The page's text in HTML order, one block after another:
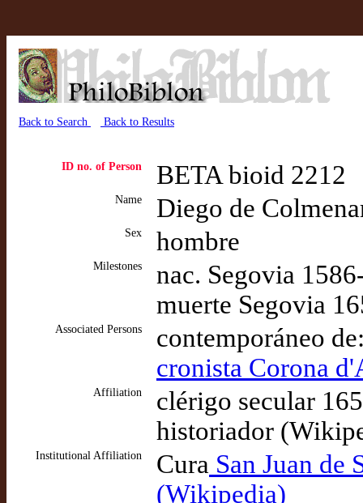
Back to Search Back to Results
ID no. of Person BETA bioid 2212
Name Diego de
Sex hombre
Milestones
nac. Segovia
muerte Segovia
Associated Persons
contemporáneo
cronista Corona
Affiliation
clérigo secular
historiador
Institutional Affiliation Cura San Juan de
(Wikipedia)